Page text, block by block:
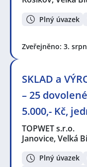
Plný úvazek
Zveřejněno: 3.
SKLAD a
– 25
5.000,- Kč,
TOPWET s.r.o.
Janovice, Velká
Plný úvazek